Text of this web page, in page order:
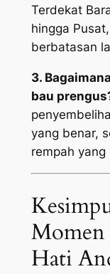
Terdekat
hingga
berbatasan
3.
bau
yang benar,
rempah
Momen
Hati